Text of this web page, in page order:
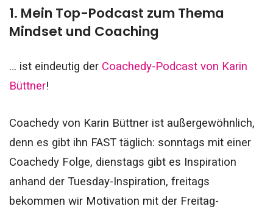
1. Mein Top-Podcast zum Thema
Mindset und Coaching
… ist eindeutig der Coachedy-Podcast von Karin
Büttner!
Coachedy von Karin Büttner ist außergewöhnlich,
denn es gibt ihn FAST täglich: sonntags mit einer
Coachedy Folge, dienstags gibt es Inspiration
anhand der Tuesday-Inspiration, freitags
bekommen wir Motivation mit der Freitag-